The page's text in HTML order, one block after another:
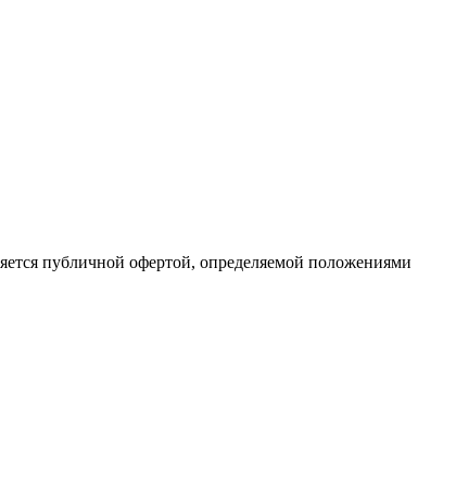
публичной офертой, определяемой положениями